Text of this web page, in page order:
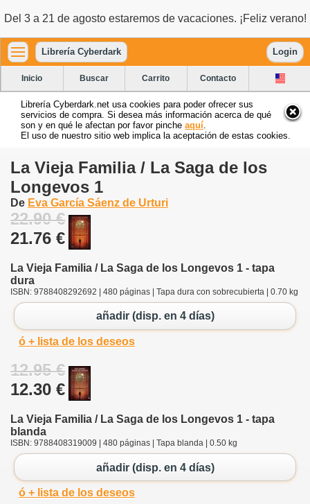
Del 3 a 21 de agosto estaremos de vacaciones. ¡Feliz verano!
Librería Cyberdark Login
Inicio Buscar Carrito Contacto
Librería Cyberdark.net usa cookies para poder ofrecer sus
servicios de compra. Si desea más información acerca de qué
son y en qué le afectan por favor pinche aquí
El uso de nuestro sitio web implica la aceptación de estas cookies.
La Vieja Familia / La Saga de los
Longevos 1
De Eva García Sáenz de Urturi
22.90 €
21.76 €
La Vieja Familia / La Saga de los Longevos 1 - tapa
dura
ISBN: 9788408292692 | 480 páginas | Tapa dura con sobrecubierta | 0.70 kg
añadir (disp. en 4 días)
ó + lista de los deseos
12.95 €
12.30 €
La Vieja Familia / La Saga de los Longevos 1 - tapa
blanda
ISBN: 9788408319009 | 480 páginas | Tapa blanda | 0.50 kg
añadir (disp. en 4 días)
ó + lista de los deseos